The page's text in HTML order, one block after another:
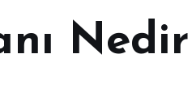
Nedir